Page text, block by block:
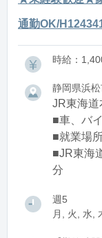
通勤OK/
時給：
静岡県浜
JR東海道
■車、バ
■就業場
■JR東海
分
週5
月, 火, 水,